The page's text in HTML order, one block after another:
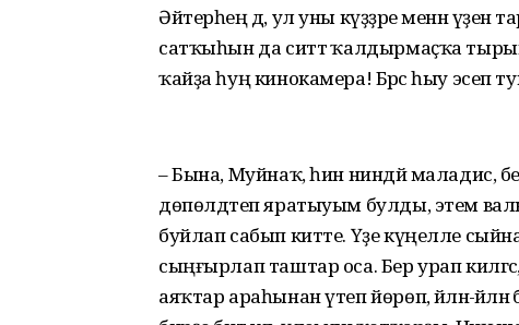
Әйтерһең дә, ул уны күҙҙәре менән
сатҡыһын да ситтә ҡалдырмаҫҡа
ҡайҙа һуң кинокамера! Бәрәс һыу эсеп
– Бына, Муйнаҡ, һин ниндәй маладис,
дөпөлдәтеп яратыуым булды, этем
буйлап сабып китте. Үҙе күңелле
сыңғырлап таштар оса. Бер урап килгәс,
аяҡтар араһынан үтеп йөрөп, әйләнә-әйләнә